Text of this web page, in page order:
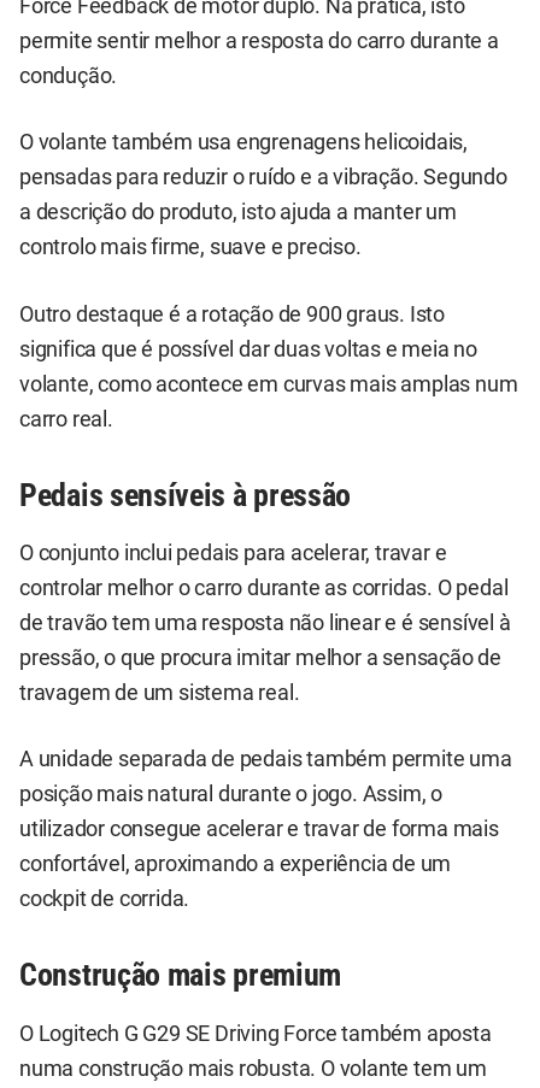
Force Feedback de motor duplo. Na prática, isto
permite sentir melhor a resposta do carro durante a
condução.
O volante também usa engrenagens helicoidais,
pensadas para reduzir o ruído e a vibração. Segundo
a descrição do produto, isto ajuda a manter um
controlo mais firme, suave e preciso.
Outro destaque é a rotação de 900 graus. Isto
significa que é possível dar duas voltas e meia no
volante, como acontece em curvas mais amplas num
carro real.
Pedais sensíveis à pressão
O conjunto inclui pedais para acelerar, travar e
controlar melhor o carro durante as corridas. O pedal
de travão tem uma resposta não linear e é sensível à
pressão, o que procura imitar melhor a sensação de
travagem de um sistema real.
A unidade separada de pedais também permite uma
posição mais natural durante o jogo. Assim, o
utilizador consegue acelerar e travar de forma mais
confortável, aproximando a experiência de um
cockpit de corrida.
Construção mais premium
O Logitech G G29 SE Driving Force também aposta
numa construção mais robusta. O volante tem um